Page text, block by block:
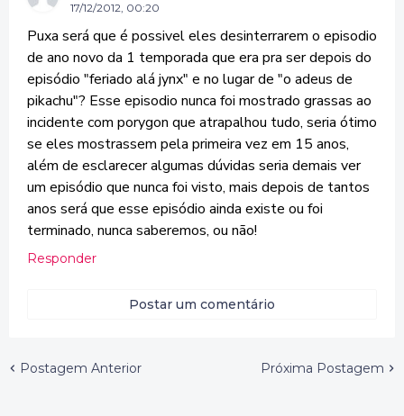
17/12/2012, 00:20
Puxa será que é possivel eles desinterrarem o episodio
de ano novo da 1 temporada que era pra ser depois do
episódio "feriado alá jynx" e no lugar de "o adeus de
pikachu"? Esse episodio nunca foi mostrado grassas ao
incidente com porygon que atrapalhou tudo, seria ótimo
se eles mostrassem pela primeira vez em 15 anos,
além de esclarecer algumas dúvidas seria demais ver
um episódio que nunca foi visto, mais depois de tantos
anos será que esse episódio ainda existe ou foi
terminado, nunca saberemos, ou não!
Responder
Postar um comentário
Postagem Anterior Próxima Postagem